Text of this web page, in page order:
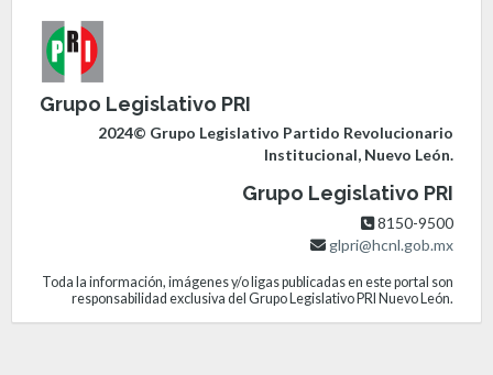
Grupo Legislativo PRI
2024© Grupo Legislativo Partido Revolucionario
Institucional, Nuevo León.
Grupo Legislativo PRI
8150-9500
glpri@hcnl.gob.mx
Toda la información, imágenes y/o ligas publicadas en este portal son
responsabilidad exclusiva del Grupo Legislativo PRI Nuevo León.